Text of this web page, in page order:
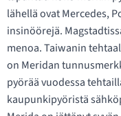
lähellä ovat Mercedes,
insinöörejä.
menoa. Taiwanin
on Meridan
pyörää vuodessa
kaupunkipyöristä